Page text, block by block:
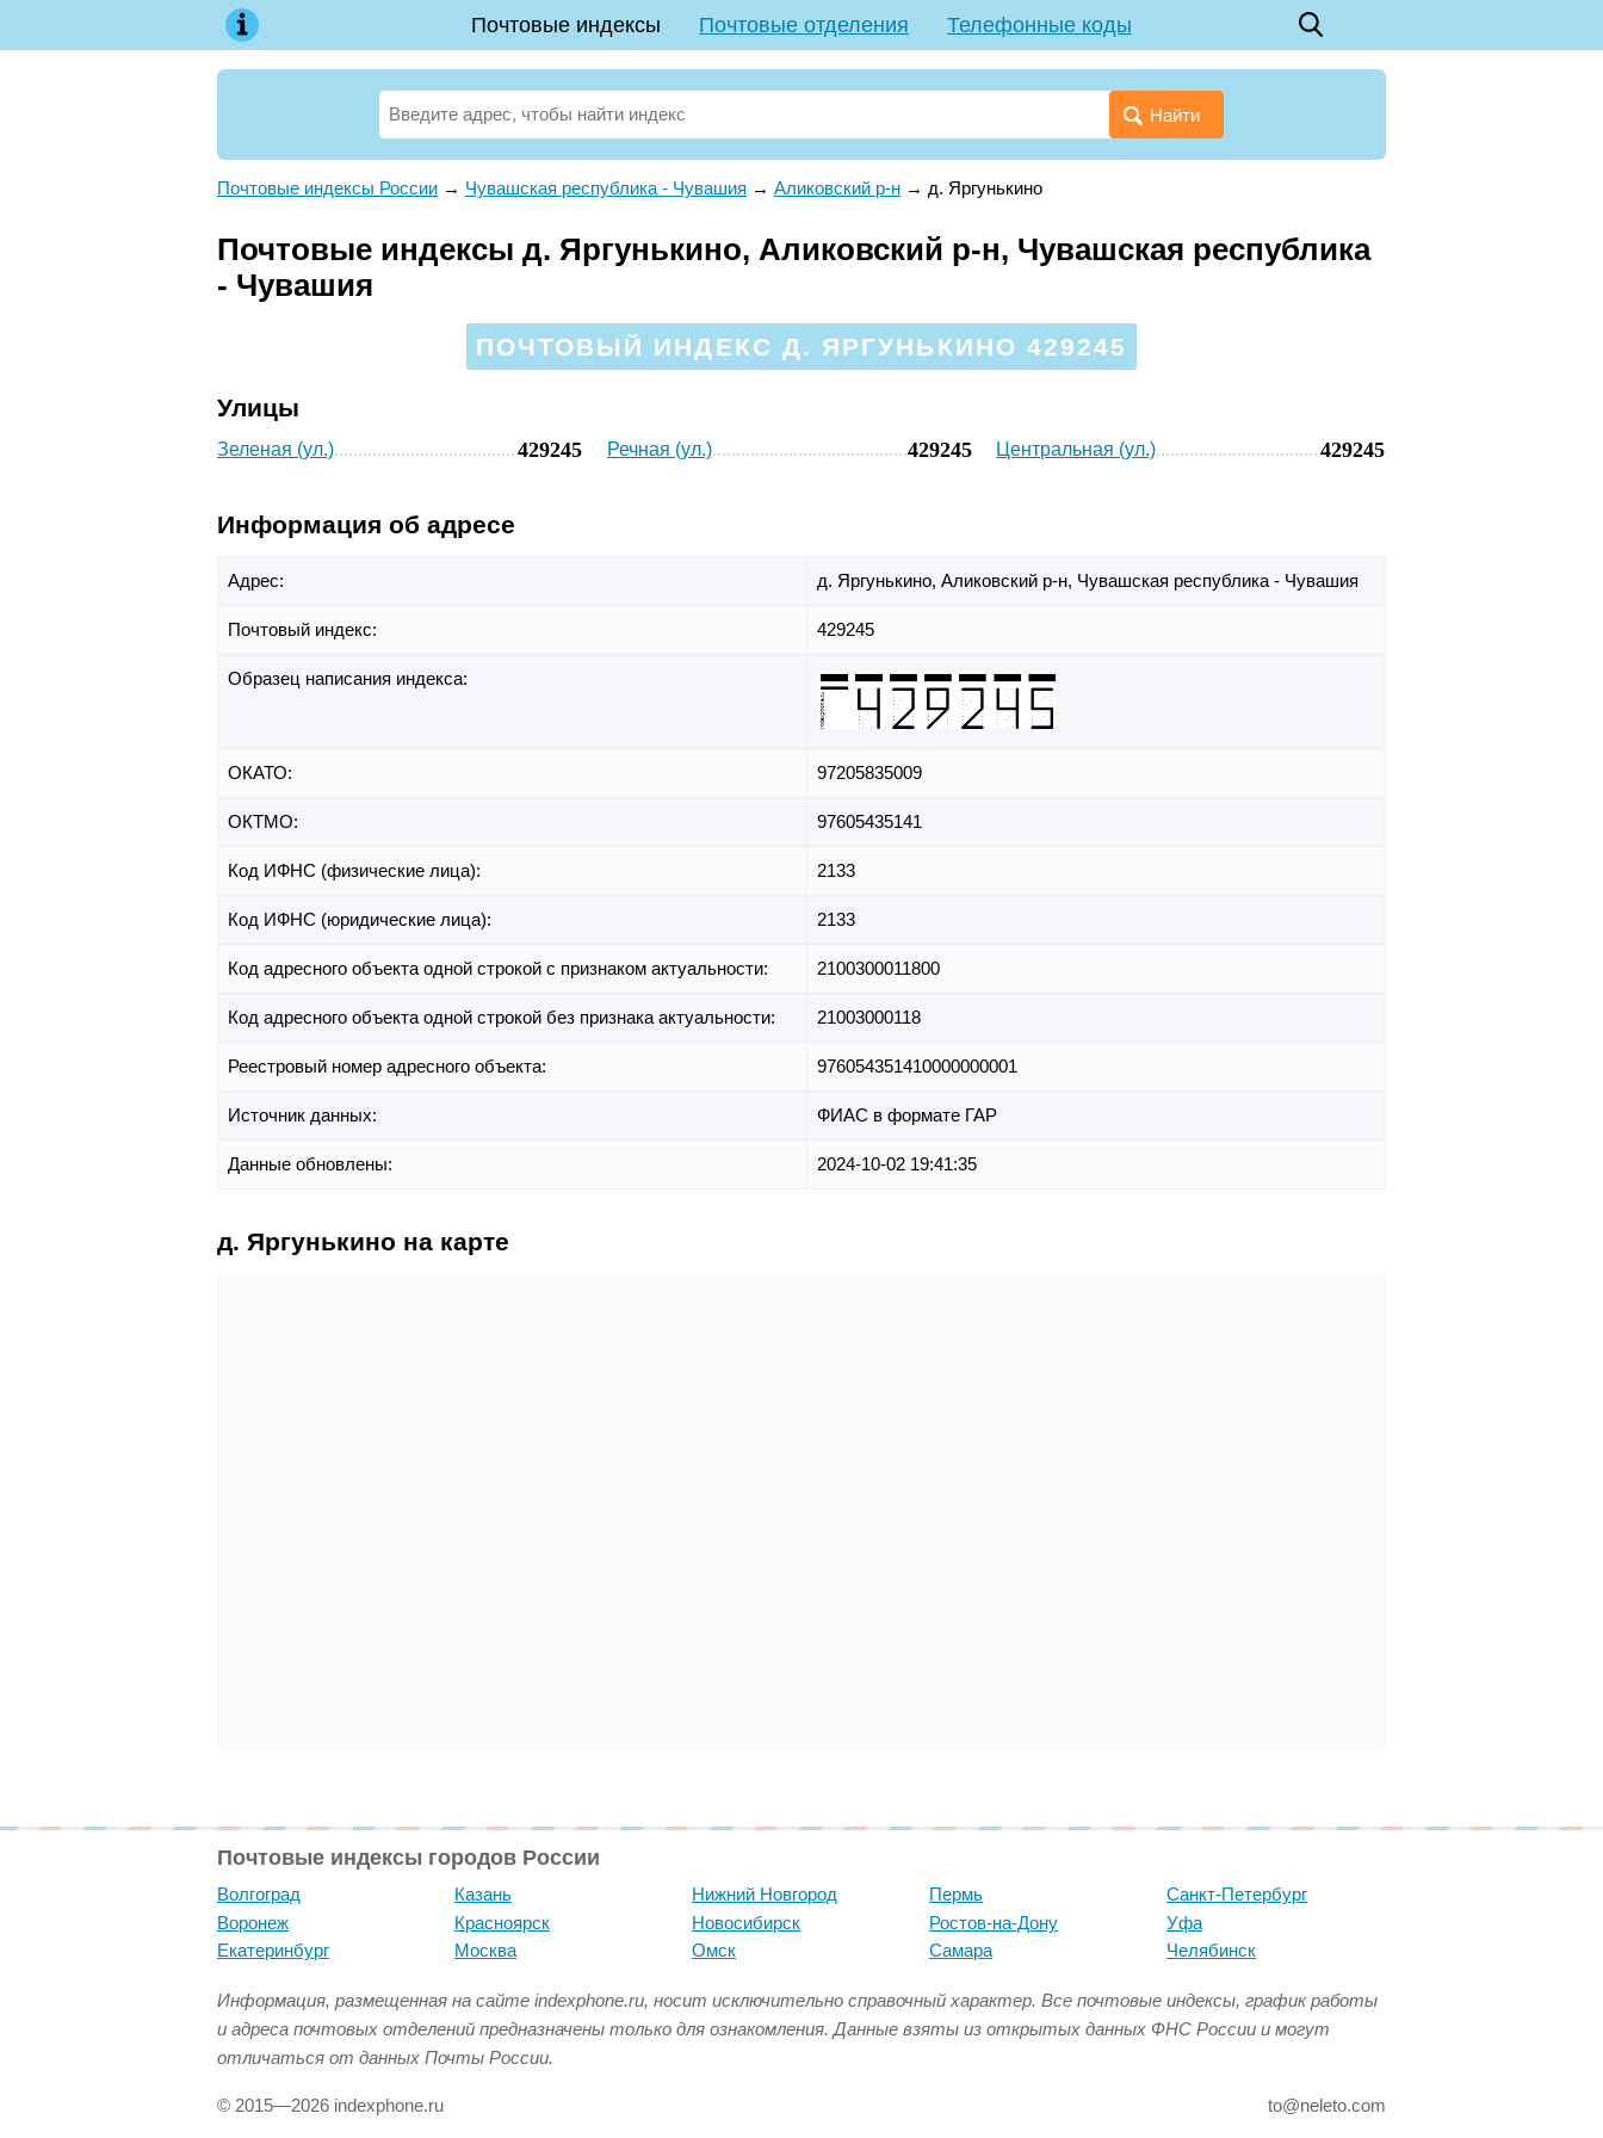
Почтовые индексы Почтовые отделения Телефонные коды
Найти
Почтовые индексы России → Чувашская республика - Чувашия → Аликовский р-н → д. Яргунькино
Почтовые индексы д. Яргунькино, Аликовский р-н, Чувашская республика
- Чувашия
ПОЧТОВЫЙ ИНДЕКС Д. ЯРГУНЬКИНО 429245
Улицы
Зеленая (ул.) 429245 Речная (ул.) 429245 Центральная (ул.) 429245
Информация об адресе
Адрес: д. Яргунькино, Аликовский р-н, Чувашская республика - Чувашия
Почтовый индекс: 429245
Образец написания индекса:
ОКАТО: 97205835009
ОКТМО: 97605435141
Код ИФНС (физические лица): 2133
Код ИФНС (юридические лица): 2133
Код адресного объекта одной строкой с признаком актуальности: 2100300011800
Код адресного объекта одной строкой без признака актуальности: 21003000118
Реестровый номер адресного объекта: 976054351410000000001
Источник данных: ФИАС в формате ГАР
Данные обновлены: 2024-10-02 19:41:35
д. Яргунькино на карте
Почтовые индексы городов России
Волгоград
Воронеж
Екатеринбург
Казань
Красноярск
Москва
Нижний Новгород
Новосибирск
Омск
Пермь
Ростов-на-Дону
Самара
Санкт-Петербург
Уфа
Челябинск
Информация, размещенная на сайте indexphone.ru, носит исключительно справочный характер. Все почтовые индексы, график работы
и адреса почтовых отделений предназначены только для ознакомления. Данные взяты из открытых данных ФНС России и могут
отличаться от данных Почты России.
© 2015—2026 indexphone.ru to@neleto.com